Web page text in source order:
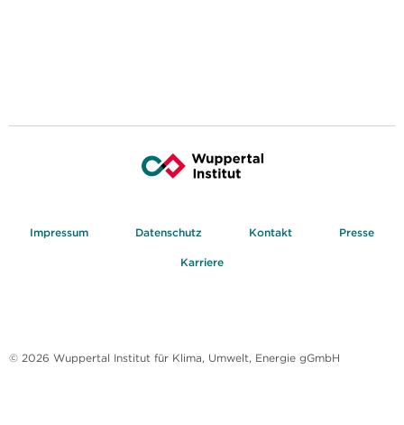
Impressum Datenschutz Kontakt Presse
Karriere
© 2026 Wuppertal Institut für Klima, Umwelt, Energie gGmbH